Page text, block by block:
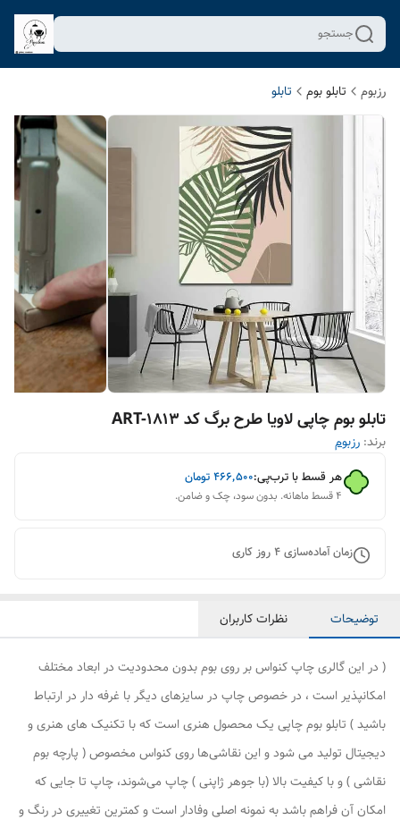
جستجو
رزبوم تابلو بوم تابلو
تابلو بوم چاپی لاویا طرح برگ کد ART-1813
برند: رزبوم
هر قسط با ترب‌پی:۴۶۶٬۵۰۰تومان
۴ قسط ماهانه. بدون سود، چک و ضامن.
زمان آماده‌سازی4روز کاری
توضیحات نظرات کاربران
( در این گالری چاپ کنواس بر روی بوم بدون محدودیت در ابعاد مختلف
امکانپذیر است ، در خصوص چاپ در سایزهای دیگر با غرفه دار در ارتباط
باشید ) تابلو بوم چاپی یک محصول هنری است که با تکنیک های هنری و
دیجیتال تولید می شود و این نقاشی‌ها روی کنواس مخصوص ( پارچه بوم
نقاشی ) و با کیفیت بالا (با جوهر ژاپنی ) چاپ می‌شوند، چاپ تا جایی که
امکان آن فراهم باشد به نمونه اصلی وفادار است و کمترین تغییری در رنگ و